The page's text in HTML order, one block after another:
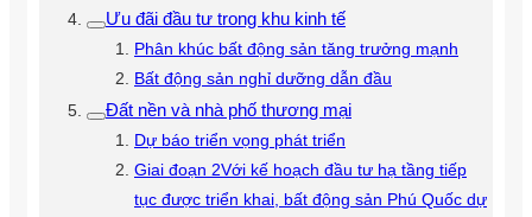
Ưu đãi đầu tư trong khu kinh tế
Phân khúc bất động sản tăng trưởng mạnh
Bất động sản nghỉ dưỡng dẫn đầu
Đất nền và nhà phố thương mại
Dự báo triển vọng phát triển
Giai đoạn 2Với kế hoạch đầu tư hạ tầng tiếp
tục được triển khai, bất động sản Phú Quốc dự